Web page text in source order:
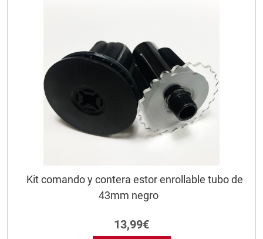
Kit comando y contera estor enrollable tubo de
43mm negro
13,99€